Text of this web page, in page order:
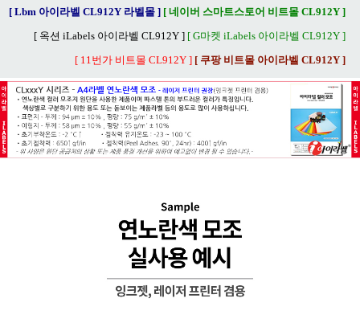
[ Lbm 아이라벨 CL912Y 라벨몰 ] [ 네이버 스마트스토어 비트몰 CL912Y ]
[ 옥션 iLabels 아이라벨 CL912Y ] [ G마켓 iLabels 아이라벨 CL912Y ]
[ 11번가 비트몰 CL912Y ] [ 쿠팡 비트몰 아이라벨 CL912Y ]